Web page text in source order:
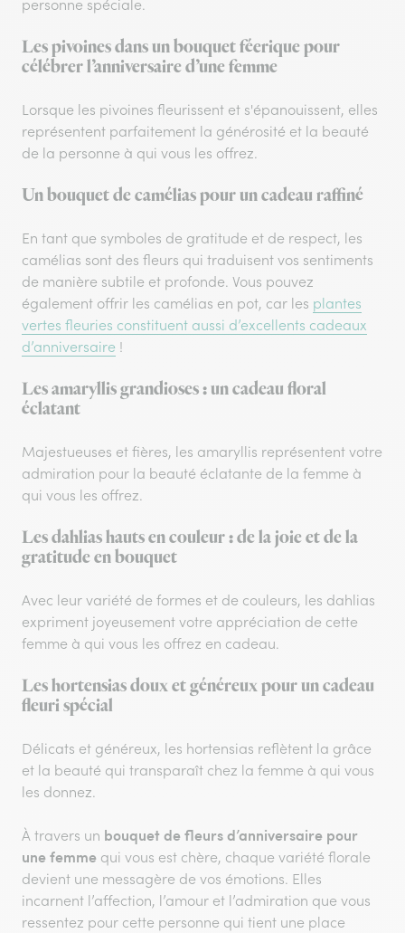
personne spéciale.
Les pivoines dans un bouquet féerique pour
célébrer l’anniversaire d’une femme
Lorsque les pivoines fleurissent et s'épanouissent, elles
représentent parfaitement la générosité et la beauté
de la personne à qui vous les offrez.
Un bouquet de camélias pour un cadeau raffiné
En tant que symboles de gratitude et de respect, les
camélias sont des fleurs qui traduisent vos sentiments
de manière subtile et profonde. Vous pouvez
également offrir les camélias en pot, car les plantes
vertes fleuries constituent aussi d’excellents cadeaux
d’anniversaire !
Les amaryllis grandioses : un cadeau floral
éclatant
Majestueuses et fières, les amaryllis représentent votre
admiration pour la beauté éclatante de la femme à
qui vous les offrez.
Les dahlias hauts en couleur : de la joie et de la
gratitude en bouquet
Avec leur variété de formes et de couleurs, les dahlias
expriment joyeusement votre appréciation de cette
femme à qui vous les offrez en cadeau.
Les hortensias doux et généreux pour un cadeau
fleuri spécial
Délicats et généreux, les hortensias reflètent la grâce
et la beauté qui transparaît chez la femme à qui vous
les donnez.
À travers un bouquet de fleurs d’anniversaire pour
une femme qui vous est chère, chaque variété florale
devient une messagère de vos émotions. Elles
incarnent l’affection, l’amour et l’admiration que vous
ressentez pour cette personne qui tient une place